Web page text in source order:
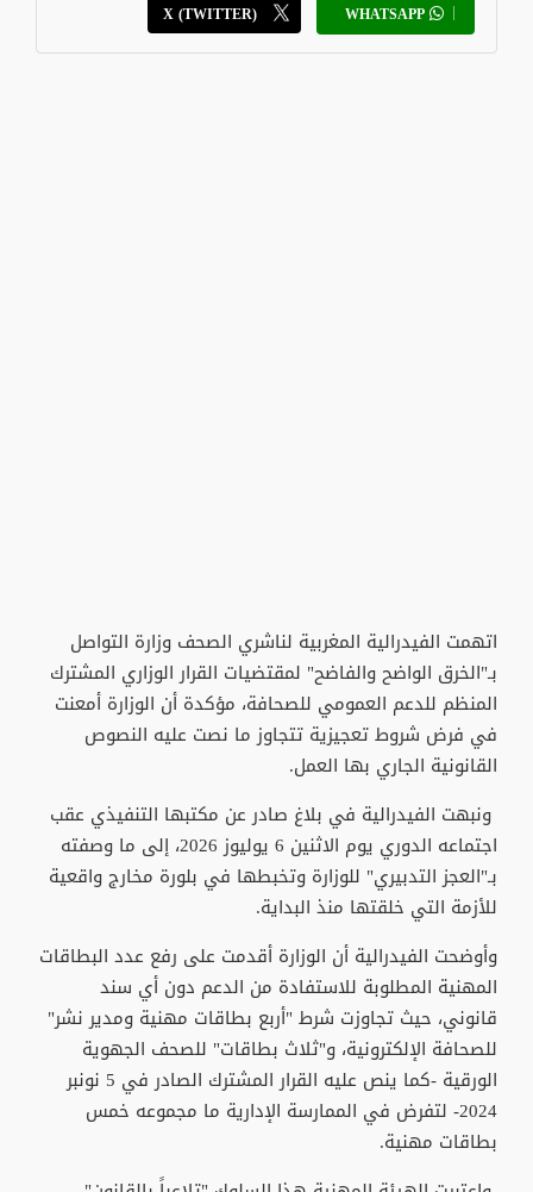
WHATSAPP
X (TWITTER)
اتهمت الفيدرالية المغربية لناشري الصحف وزارة التواصل
بـ"الخرق الواضح والفاضح" لمقتضيات القرار الوزاري المشترك
المنظم للدعم العمومي للصحافة، مؤكدة أن الوزارة أمعنت
في فرض شروط تعجيزية تتجاوز ما نصت عليه النصوص
القانونية الجاري بها العمل.
ونبهت الفيدرالية في بلاغ صادر عن مكتبها التنفيذي عقب
اجتماعه الدوري يوم الاثنين 6 يوليوز 2026، إلى ما وصفته
بـ"العجز التدبيري" للوزارة وتخبطها في بلورة مخارج واقعية
للأزمة التي خلقتها منذ البداية.
وأوضحت الفيدرالية أن الوزارة أقدمت على رفع عدد البطاقات
المهنية المطلوبة للاستفادة من الدعم دون أي سند
قانوني، حيث تجاوزت شرط "أربع بطاقات مهنية ومدير نشر"
للصحافة الإلكترونية، و"ثلاث بطاقات" للصحف الجهوية
الورقية -كما ينص عليه القرار المشترك الصادر في 5 نونبر
2024- لتفرض في الممارسة الإدارية ما مجموعه خمس
بطاقات مهنية.